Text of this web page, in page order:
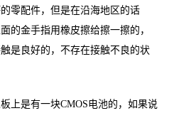
零配件，但是在沿海地区的话
的金手指用橡皮擦给擦一擦的，
是良好的，不存在接触不良的状
上是有一块CMOS电池的，如果说